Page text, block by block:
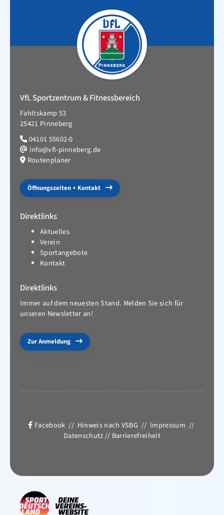
VfL Sportzentrum & Fitnessbereich
Fahltskamp 53
25421 Pinneberg
04101 55602-0
info@vfl-pinneberg.de
Routenplaner
Öffnungszeiten + Kontakt
Direktlinks
Aktuelles
Verein
Sportangebote
Kontakt
Direktlinks
Immer auf dem neuesten Stand. Melden Sie sich für
unseren Newsletter an!
Zur Anmeldung
Facebook // Hinweis nach VSBG // Impressum //
Datenschutz// Barrierefreiheit